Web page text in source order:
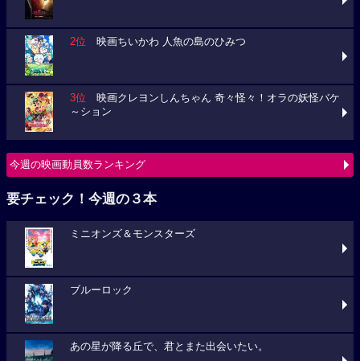
2位 映画ちいかわ 人魚の島のひみつ
3位 映画クレヨンしんちゃん 奇々怪々！オラの妖怪バケ
～ション
今週の映画動員数ランキング
要チェック！今週の３本
ミニオンズ＆モンスターズ
ブルーロック
あの星が降る丘で、君とまた出会いたい。